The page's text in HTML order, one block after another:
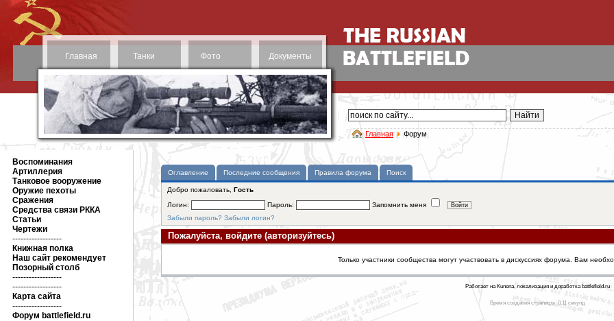
Главная Танки Фото Документы
Главная Форум
Воспоминания
Артиллерия
Танковое вооружение
Оружие пехоты
Сражения
Средства связи РККА
Статьи
Чертежи
------------------
Книжная полка
Наш сайт рекомендует
Позорный столб
------------------
------------------
Карта сайта
------------------
Форум battlefield.ru
Оглавление Последние сообщения Правила форума Поиск
Добро пожаловать, Гость
Логин:
Пароль:
Запомнить меня
Забыли пароль? Забыли логин?
Пожалуйста, войдите (авторизуйтесь)
Только участники сообщества могут участвовать в дискуссиях форума. Вам
Работает на Kunena, локализация и доработка battlefield.ru
Время создания страницы: 0.11 секунд